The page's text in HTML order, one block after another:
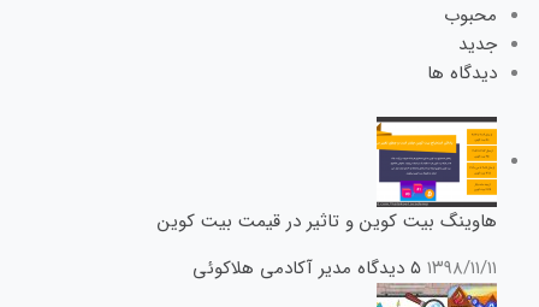
محبوب
جدید
دیدگاه ها
هاوینگ بیت کوین و تاثیر در قیمت بیت کوین
۱۳۹۸/۱۱/۱۱ ۵ دیدگاه مدیر آکادمی هلاکوئی